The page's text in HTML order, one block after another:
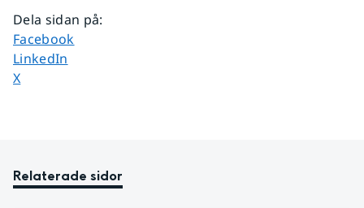
Dela sidan på:
Dela sidan på
Facebook
Dela sidan på
LinkedIn
Dela sidan på
X
Relaterade sidor